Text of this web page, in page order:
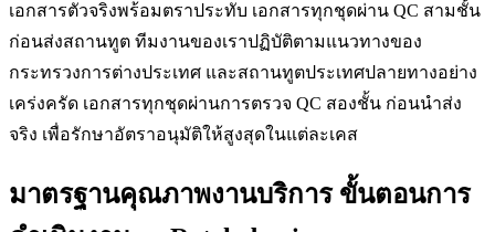
เอกสารตัวจริงพร้อมตราประทับ เอกสารทุกชุดผ่าน QC สามชั้น
ก่อนส่งสถานทูต ทีมงานของเราปฏิบัติตามแนวทางของ
กระทรวงการต่างประเทศ และสถานทูตประเทศปลายทางอย่าง
เคร่งครัด เอกสารทุกชุดผ่านการตรวจ QC สองชั้น ก่อนนำส่ง
จริง เพื่อรักษาอัตราอนุมัติให้สูงสุดในแต่ละเคส
มาตรฐานคุณภาพงานบริการ ขั้นตอนการ